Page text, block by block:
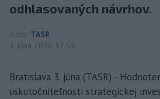
odhlasovaných návrhov.
Autor TASR
3. júna 2026 17:59
Bratislava 3. júna (TASR) -
uskutočniteľnosti strategickej